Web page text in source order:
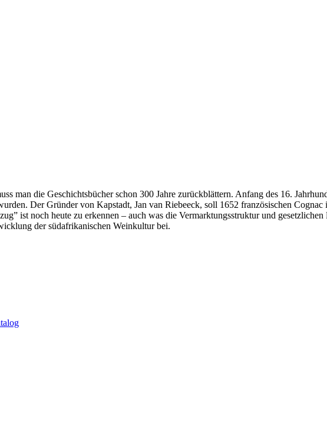
man die Geschichtsbücher schon 300 Jahre zurückblättern. Anfang des 16.
Der Gründer von Kapstadt, Jan van Riebeeck, soll 1652 französischen
ist noch heute zu erkennen – auch was die Vermarktungsstruktur und
der südafrikanischen Weinkultur bei.